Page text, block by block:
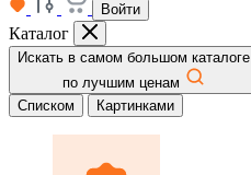
Войти
Каталог
Искать в самом большом каталоге
по лучшим ценам
Списком
Картинками